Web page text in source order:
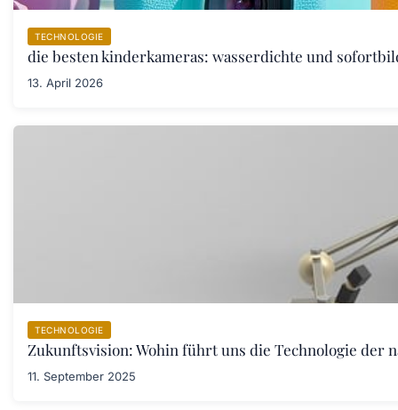
TECHNOLOGIE
die besten kinderkameras: wasserdichte und
13. April 2026
TECHNOLOGIE
Zukunftsvision: Wohin führt uns die Technologie der
11. September 2025